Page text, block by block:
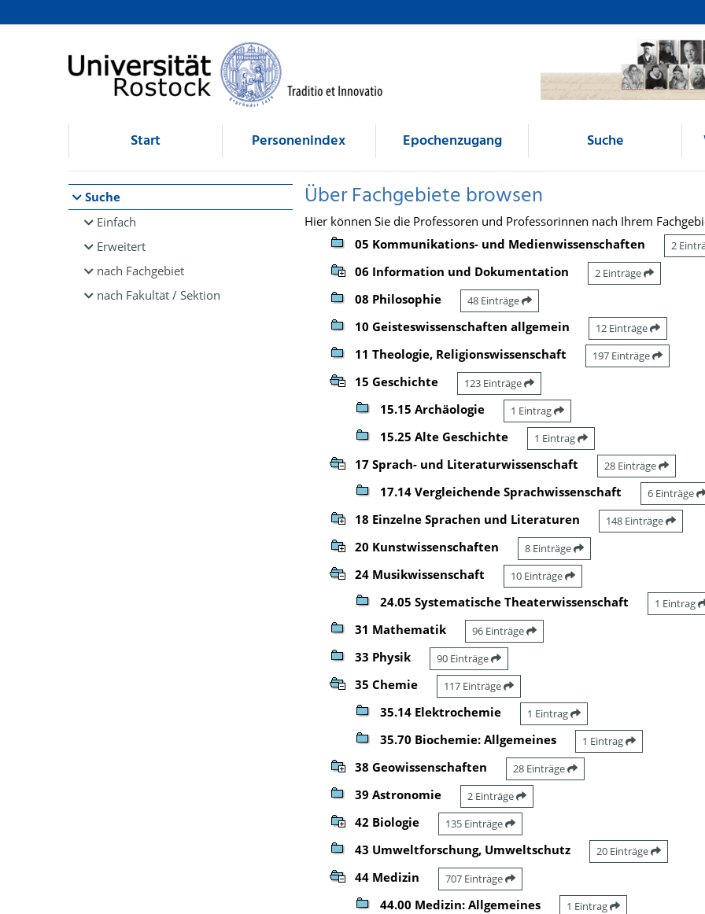
Browsen
direkt zum Inhalt
Start Personenindex Epochenzugang Suche
Suche
Einfach
Erweitert
nach Fachgebiet
nach Fakultät / Sektion
Über Fachgebiete browsen
Hier können Sie die Professoren und Professorinnen nach Ihrem
05 Kommunikations- und Medienwissenschaften
2
06 Information und Dokumentation 2 Einträge
08 Philosophie 48 Einträge
10 Geisteswissenschaften allgemein 12 Einträge
11 Theologie, Religionswissenschaft 197 Einträge
15 Geschichte 123 Einträge
15.15 Archäologie 1 Eintrag
15.25 Alte Geschichte 1 Eintrag
17 Sprach- und Literaturwissenschaft 28 Einträge
17.14 Vergleichende Sprachwissenschaft 6 Einträge
18 Einzelne Sprachen und Literaturen 148 Einträge
20 Kunstwissenschaften 8 Einträge
24 Musikwissenschaft 10 Einträge
24.05 Systematische Theaterwissenschaft 1 Eintrag
31 Mathematik 96 Einträge
33 Physik 90 Einträge
35 Chemie 117 Einträge
35.14 Elektrochemie 1 Eintrag
35.70 Biochemie: Allgemeines 1 Eintrag
38 Geowissenschaften 28 Einträge
39 Astronomie 2 Einträge
42 Biologie 135 Einträge
43 Umweltforschung, Umweltschutz 20 Einträge
44 Medizin 707 Einträge
44.00 Medizin: Allgemeines 1 Eintrag